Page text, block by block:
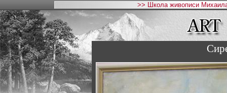
>> Школа живописи